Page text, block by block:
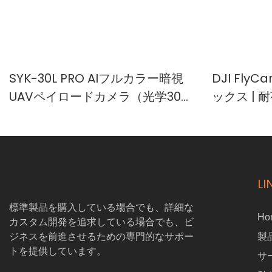
SYK-30L PRO AIフルカラー暗視
UAVペイロードカメラ（光学30倍
計搭載）
DJI
ックス |
標準製品を購入している場合でも、詳細な
カスタム開発を追求している場合でも、ビ
ジネスを前進させるための専門的なサポー
トを提供しています。
製
サ